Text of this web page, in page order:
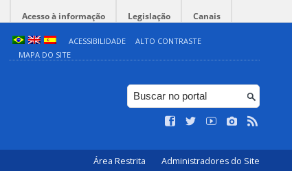
Acesso à informação Legislação Canais
ACESSIBILIDADE
ALTO CONTRASTE
MAPA DO SITE
Área Restrita Administradores do Site